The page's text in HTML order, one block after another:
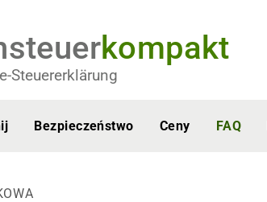
kompakt
Steuererklärung
Bezpieczeństwo Ceny FAQ